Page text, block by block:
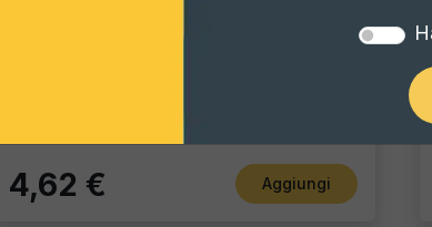
4,62 € Aggiungi